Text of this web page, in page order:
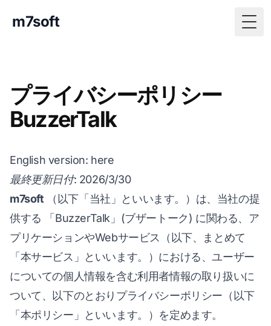
m7soft
プライバシーポリシー
BuzzerTalk
English version: here
最終更新日付: 2026/3/30
m7soft （以下「当社」といいます。）は、当社の提
供する 「BuzzerTalk」(ブザートーク) に関わる、ア
プリケーションやWebサービス（以下、まとめて
「本サービス」といいます。）における、ユーザー
についての個人情報を含む利用者情報の取り扱いに
ついて、以下のとおりプライバシーポリシー（以下
「本ポリシー」といいます。）を定めます。